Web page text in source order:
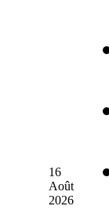
16
Août
2026